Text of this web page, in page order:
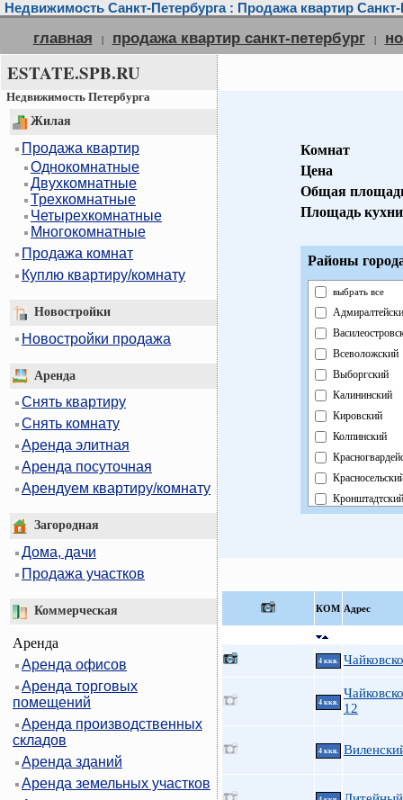
Недвижимость Санкт-Петербурга : Продажа квартир Санкт-
главная | продажа квартир санкт-петербург |
ESTATE.SPB.RU
Недвижимость Петербурга
Жилая
Продажа квартир
Однокомнатные
Двухкомнатные
Трехкомнатные
Четырехкомнатные
Многокомнатные
Продажа комнат
Куплю квартиру/комнату
Новостройки
Новостройки продажа
Аренда
Снять квартиру
Снять комнату
Аренда элитная
Аренда посуточная
Арендуем квартиру/комнату
Загородная
Дома, дачи
Продажа участков
Коммерческая
Аренда
Аренда офисов
Аренда торговых
помещений
Аренда производственных
складов
Аренда зданий
Аренда земельных участков
Комнат
Цена
Общая
Площадь кухни
Районы
выбрать все
Всеволожский
Выборгский
Калининский
Кировский
Колпинский
Кронштадтский
Павловский
Петроградский
Приморский
Фрунзенский
КOМ Адрес
4 ккв.
4 ккв.
12
4 ккв.